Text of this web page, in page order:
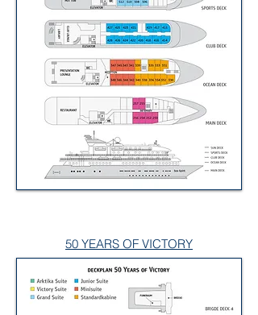
50 YEARS OF VICTORY